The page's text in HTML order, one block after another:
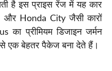
है इस प्राइस रेंज में यह कार
और Honda City जैसी कारों
का प्रीमियम डिजाइन जर्मन
एक बेहतर पैकेज बना देते हैं।